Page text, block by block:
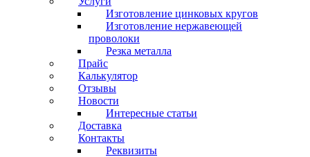
Изготовление цинковых кругов
Изготовление нержавеющей
проволоки
Резка металла
Прайс
Калькулятор
Отзывы
Новости
Интересные статьи
Доставка
Контакты
Реквизиты